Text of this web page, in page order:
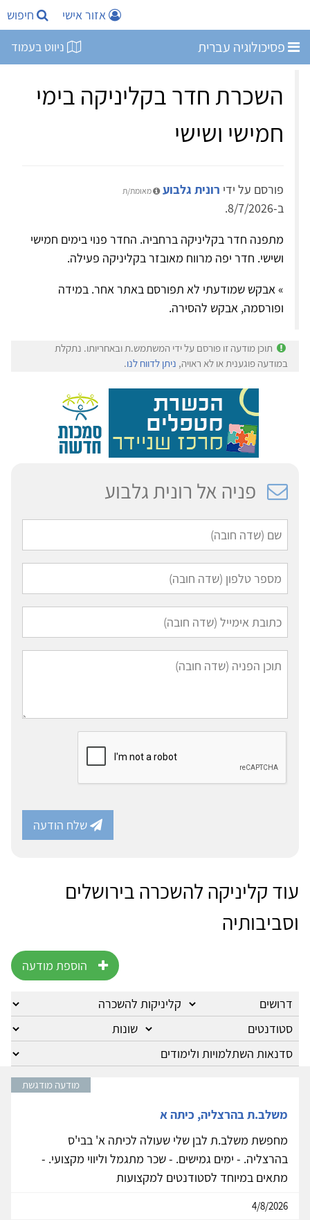
אזור אישי חיפוש
פסיכולוגיה עברית ניווט בעמוד
השכרת חדר בקליניקה בימי
חמישי ושישי
פורסם על ידי רונית גלבוע מאומת/ת
ב-8/7/2026.
מתפנה חדר בקליניקה ברחביה. החדר פנוי בימים חמישי
ושישי. חדר יפה מרווח מאובזר בקליניקה פעילה.
» אבקש שמודעתי לא תפורסם באתר אחר. במידה
ופורסמה, אבקש להסירה.
תוכן מודעה זו פורסם על ידי המשתמש.ת ובאחריותו. נתקלת
במודעה פוגענית או לא ראויה, ניתן לדווח לנו.
פניה אל רונית גלבוע
שלח הודעה
עוד קליניקה להשכרה בירושלים
וסביבותיה
הוספת מודעה
מודעה מודגשת
משלב.ת בהרצליה, כיתה א
מחפשת משלב.ת לבן שלי שעולה לכיתה א' בבי'ס
בהרצליה. - ימים גמישים. - שכר מתגמל וליווי מקצועי. -
מתאים במיוחד לסטודנטים למקצועות
4/8/2026